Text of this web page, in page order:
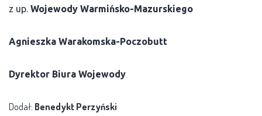
z up. Wojewody Warmińsko-Mazurskiego
Agnieszka Warakomska-Poczobutt
Dyrektor Biura Wojewody
Dodał: Benedykt Perzyński